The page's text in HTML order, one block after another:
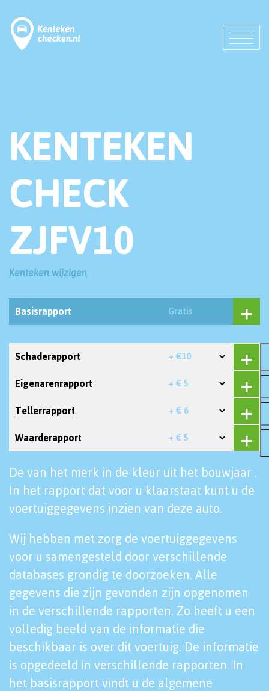
KENTEKEN
CHECK
ZJFV10
Kenteken wijzigen
Basisrapport Gratis
Schaderapport + €10
Eigenarenrapport + € 5
Tellerrapport + € 6
Waarderapport + € 5
De van het merk in de kleur uit het bouwjaar .
In het rapport dat voor u klaarstaat kunt u de
voertuiggegevens inzien van deze auto.
Wij hebben met zorg de voertuiggegevens
voor u samengesteld door verschillende
databases grondig te doorzoeken. Alle
gegevens die zijn gevonden zijn opgenomen
in de verschillende rapporten. Zo heeft u een
volledig beeld van de informatie die
beschikbaar is over dit voertuig. De informatie
is opgedeeld in verschillende rapporten. In
het basisrapport vindt u de algemene